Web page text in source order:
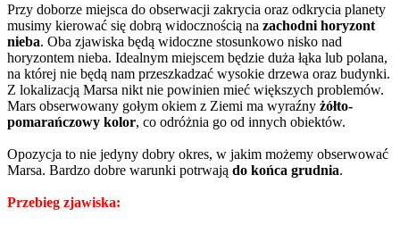
Przy doborze miejsca do obserwacji zakrycia oraz odkrycia planety
musimy kierować się dobrą widocznością na zachodni horyzont
nieba. Oba zjawiska będą widoczne stosunkowo nisko nad
horyzontem nieba. Idealnym miejscem będzie duża łąka lub polana,
na której nie będą nam przeszkadzać wysokie drzewa oraz budynki.
Z lokalizacją Marsa nikt nie powinien mieć większych problemów.
Mars obserwowany gołym okiem z Ziemi ma wyraźny żółto-
pomarańczowy kolor, co odróżnia go od innych obiektów.
Opozycja to nie jedyny dobry okres, w jakim możemy obserwować
Marsa. Bardzo dobre warunki potrwają do końca grudnia.
Przebieg zjawiska: